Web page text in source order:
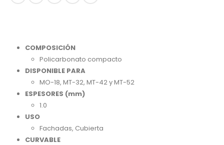
COMPOSICIÓN
Policarbonato compacto
DISPONIBLE PARA
MO-18, MT-32, MT-42 y MT-52
ESPESORES (mm)
1.0
USO
Fachadas, Cubierta
CURVABLE